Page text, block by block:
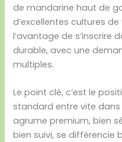
de mandarine haut de
d’excellentes cultures
l’avantage de s’inscrire
durable, avec une
multiples.
Le point clé, c’est le
standard entre vite
agrume premium, bien
bien suivi, se différencie